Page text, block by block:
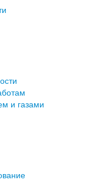
и газами